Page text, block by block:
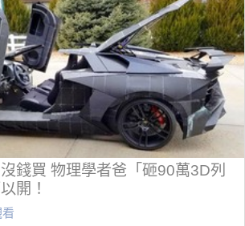
錢買 物理學者爸「砸90萬3D列
開！